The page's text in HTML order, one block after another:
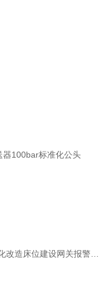
器100bar标准化公头